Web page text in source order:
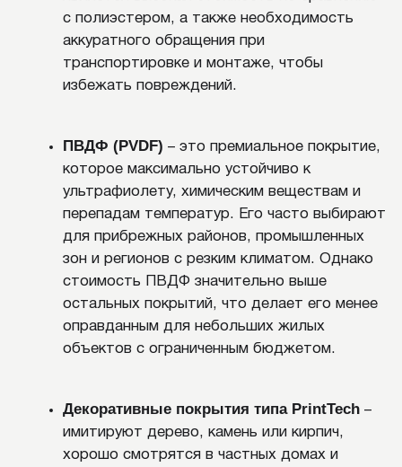
Правильный монтаж металлического сайдинга
эстетичность и функциональность фасада.
Несмотря на кажущуюся простоту, установка
несколько этапов:
Подготовительные работы.Стены должны
ТЕХНОЛОГИЯ МОНТАЖА
металл и придает панели яркий оттенок. В
условиях солнечного или влажного климата можно
использовать матовый полиэстер, пурал или
защиту от коррозии.
составляет около 0,5–1,2 мм. Если вы
долговечности покрытия, стоит отдавать
предпочтение более толстым вариантам.